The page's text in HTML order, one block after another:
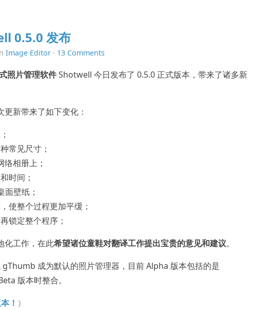
0.5.0 发布
Image Editor· 13 Comments
照片管理软件Shotwell 今日发布了 0.5.0 正式版本，带来了诸多新
新带来了如下变化：
常见尺寸；
相册上；
时间；
壁纸；
使整个过程更加平缓；
锁定整个程序；
化工作，在此希望诸位童鞋对翻译工作提出宝贵的意见和建议。
成为默认的照片管理器，目前 Alpha 版本包括的是
版本时整合。
！ ）